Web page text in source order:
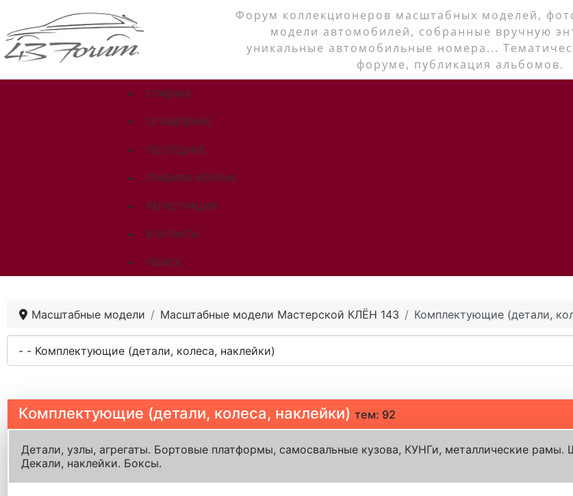
Форум коллекционеров масштабных моделей,
модели автомобилей, собранные вручную
уникальные автомобильные номера...
форуме, публикация альбомов.
ГЛАВНАЯ
ОГЛАВЛЕНИЕ
ПОСЛЕДНЕЕ
ПРАВИЛА ФОРУМА
РЕГИСТРАЦИЯ
КОНТАКТЫ
ПОИСК
Масштабные модели Масштабные модели Мастерской КЛЁН 143 Комплектующие (детали,
Комплектующие (детали, колеса, наклейки) тем: 92
Детали, узлы, агрегаты. Бортовые платформы, самосвальные кузова, КУНГи, металлические
Декали, наклейки. Боксы.